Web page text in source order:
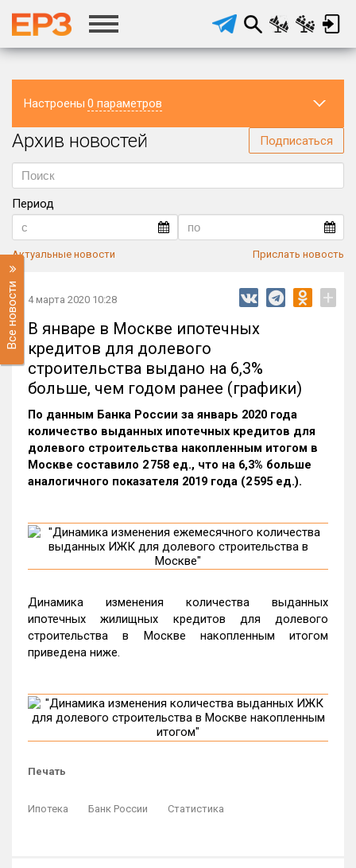
Настроены 0 параметров
Регион
Архив новостей Подписаться
Период
Актуальные новости Прислать новость
Все новости 4 марта 2020 10:28 +
В январе в Москве ипотечных
кредитов для долевого
строительства выдано на 6,3%
больше, чем годом ранее (графики)
По данным Банка России за январь 2020 года
количество выданных ипотечных кредитов для
долевого строительства накопленным итогом в
Москве составило 2 758 ед., что на 6,3% больше
аналогичного показателя 2019 года (2 595 ед.).
Динамика изменения количества выданных
ипотечных жилищных кредитов для долевого
строительства в Москве накопленным итогом
приведена ниже.
Печать
Ипотека Банк России Статистика